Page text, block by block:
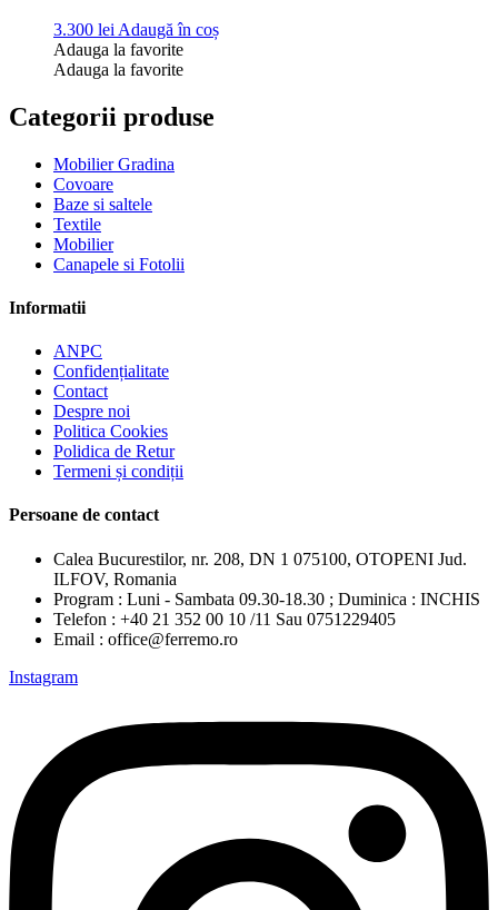
3.300 lei Adaugă în coș
Adauga la favorite
Adauga la favorite
Categorii produse
Mobilier Gradina
Covoare
Baze si saltele
Textile
Mobilier
Canapele si Fotolii
Informatii
ANPC
Confidențialitate
Contact
Despre noi
Politica Cookies
Polidica de Retur
Termeni și condiții
Persoane de contact
Calea Bucurestilor, nr. 208, DN 1 075100, OTOPENI Jud.
ILFOV, Romania
Program : Luni - Sambata 09.30-18.30 ; Duminica : INCHIS
Telefon : +40 21 352 00 10 /11 Sau 0751229405
Email : office@ferremo.ro
Instagram